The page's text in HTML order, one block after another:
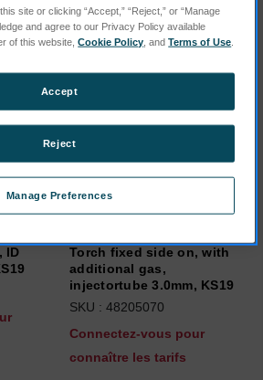
ID
Torch fixed side on, with
additional gas,
injectortube 3.0mm, KS19
SKU : 48205070
Connectez-vous pour
connaître les tarifs
site or clicking “Accept,” “Reject,” or “Manage
and agree to our Privacy Policy available
of this website,Cookie Policy , andTerms of Use
Manage Preferences
Reject
Accept